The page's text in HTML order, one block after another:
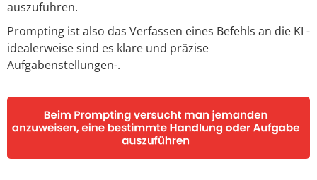
auszuführen.
Prompting ist also das Verfassen eines Befehls an die KI -
idealerweise sind es klare und präzise
Aufgabenstellungen-.